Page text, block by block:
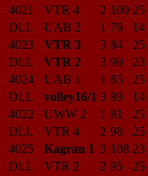
4021
VTR 4 2 100 25
DLL
UAB 2 1 76 14
4023
VTR 3 3 84 25
DLL
VTR 2 3 99 23
4024
UAB 1 1 85 25
DLL
volley16/1 3 89 14
4022
UWW 2 1 81 25
DLL
VTR 4 2 98 25
4025
Kagran 1 3 108 23
DLL
VTR 2 2 95 25